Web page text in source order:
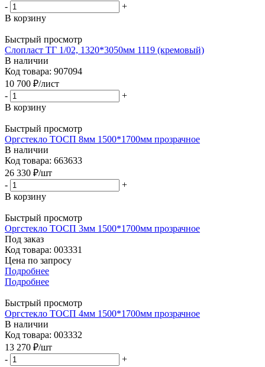
-
+
В корзину
Быстрый просмотр
Слопласт ТГ 1/02, 1320*3050мм 1119 (кремовый)
В наличии
Код товара: 907094
10 700 ₽/лист
-
+
В корзину
Быстрый просмотр
Оргстекло ТОСП 8мм 1500*1700мм прозрачное
В наличии
Код товара: 663633
26 330 ₽/шт
-
+
В корзину
Быстрый просмотр
Оргстекло ТОСП 3мм 1500*1700мм прозрачное
Под заказ
Код товара: 003331
Цена по запросу
Подробнее
Подробнее
Быстрый просмотр
Оргстекло ТОСП 4мм 1500*1700мм прозрачное
В наличии
Код товара: 003332
13 270 ₽/шт
-
+